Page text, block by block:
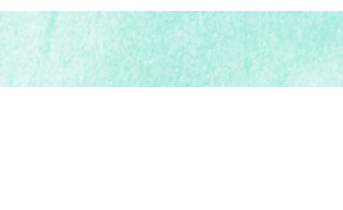
まずはどんなサービスがあなたに
最大4つの質問に答えていただくだ